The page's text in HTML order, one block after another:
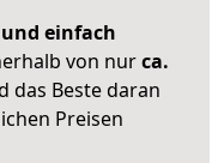
einfach
von nurca.
das Beste daran
Preisen